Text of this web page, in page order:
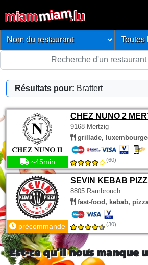
Résultats pour: Brattert
CHEZ NUNO 2
9168 Mertzig
grillade,
~45min (60)
SEVIN KEBAB
8805 Rambrouch
fast-food, kebab,
précommande (30)
Est-ce qu'il nous manque